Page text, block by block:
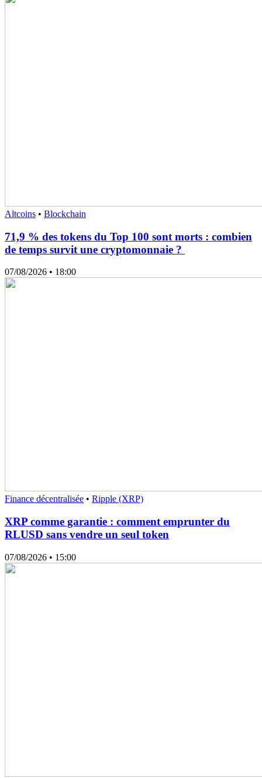
Altcoins • Blockchain
71,9 % des tokens du Top 100 sont morts : combien
de temps survit une cryptomonnaie ?
07/08/2026 • 18:00
Finance décentralisée • Ripple (XRP)
XRP comme garantie : comment emprunter du
RLUSD sans vendre un seul token
07/08/2026 • 15:00